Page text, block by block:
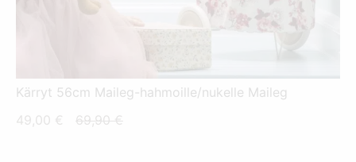
Kärryt 56cm Maileg-hahmoille/nukelle Maileg
49,00 €
Nykyinen
69,90€Alkuperäinen